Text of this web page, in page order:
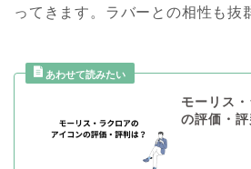
ってきます。ラバーとの相性も抜
モーリス
の評価・評